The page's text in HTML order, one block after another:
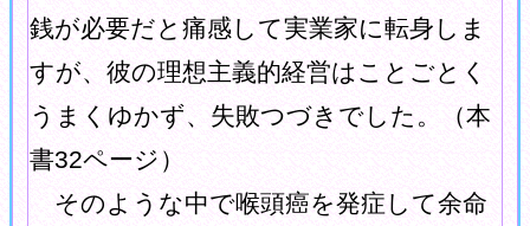
銭が必要だと痛感して実業家に転身しま
すが、彼の理想主義的経営はことごとく
うまくゆかず、失敗つづきでした。（本
書32ページ）
そのような中で喉頭癌を発症して余命